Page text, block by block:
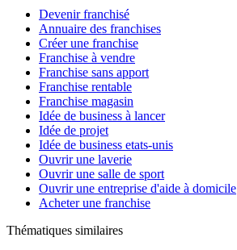
Devenir franchisé
Annuaire des franchises
Créer une franchise
Franchise à vendre
Franchise sans apport
Franchise rentable
Franchise magasin
Idée de business à lancer
Idée de projet
Idée de business etats-unis
Ouvrir une laverie
Ouvrir une salle de sport
Ouvrir une entreprise d'aide à domicile
Acheter une franchise
Thématiques similaires